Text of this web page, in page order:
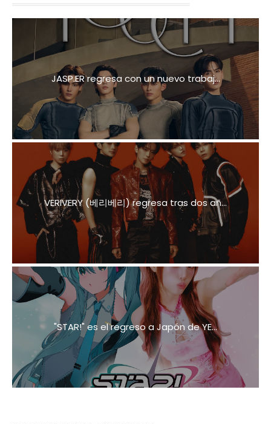
JASP.ER regresa con un nuevo trabaj...
VERIVERY (베리베리) regresa tras dos añ...
"STAR!" es el regreso a Japón de YE...